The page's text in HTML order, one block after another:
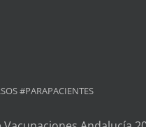
#PARAPACIENTES